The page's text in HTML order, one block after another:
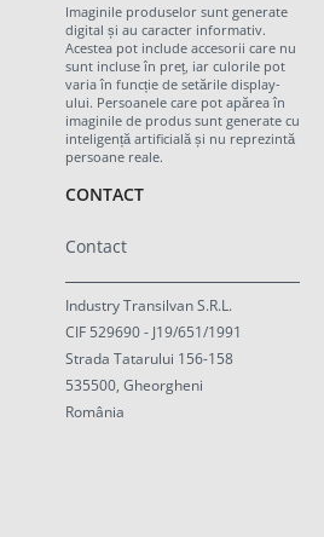
Imaginile produselor sunt generate
digital și au caracter informativ.
Acestea pot include accesorii care nu
sunt incluse în preț, iar culorile pot
varia în funcție de setările display-
ului. Persoanele care pot apărea în
imaginile de produs sunt generate cu
inteligență artificială și nu reprezintă
persoane reale.
CONTACT
Contact
Industry Transilvan S.R.L.
CIF 529690 - J19/651/1991
Strada Tatarului 156-158
535500, Gheorgheni
România